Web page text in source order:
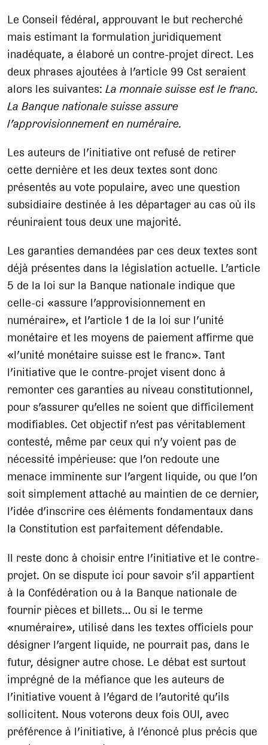
Le Conseil fédéral, approuvant le but recherché
mais estimant la formulation juridiquement
inadéquate, a élaboré un contre-projet direct. Les
deux phrases ajoutées à l’article 99 Cst seraient
alors les suivantes:La monnaie suisse est le franc.
La Banque nationale suisse assure
l’approvisionnement en numéraire.
Les auteurs de l’initiative ont refusé de retirer
cette dernière et les deux textes sont donc
présentés au vote populaire, avec une question
subsidiaire destinée à les départager au cas où ils
réuniraient tous deux une majorité.
Les garanties demandées par ces deux textes sont
déjà présentes dans la législation actuelle. L’article
5 de la loi sur la Banque nationale indique que
celle-ci «assure l’approvisionnement en
numéraire», et l’article 1 de la loi sur l’unité
monétaire et les moyens de paiement affirme que
«l’unité monétaire suisse est le franc». Tant
l’initiative que le contre-projet visent donc à
remonter ces garanties au niveau constitutionnel,
pour s’assurer qu’elles ne soient que difficilement
modifiables. Cet objectif n’est pas véritablement
contesté, même par ceux qui n’y voient pas de
nécessité impérieuse: que l’on redoute une
menace imminente sur l’argent liquide, ou que l’on
soit simplement attaché au maintien de ce dernier,
l’idée d’inscrire ces éléments fondamentaux dans
la Constitution est parfaitement défendable.
Il reste donc à choisir entre l’initiative et le contre-
projet. On se dispute ici pour savoir s’il appartient
à la Confédération ou à la Banque nationale de
fournir pièces et billets… Ou si le terme
«numéraire», utilisé dans les textes officiels pour
désigner l’argent liquide, ne pourrait pas, dans le
futur, désigner autre chose. Le débat est surtout
imprégné de la méfiance que les auteurs de
l’initiative vouent à l’égard de l’autorité qu’ils
sollicitent. Nous voterons deux fois OUI, avec
préférence à l’initiative, à l’énoncé plus précis que